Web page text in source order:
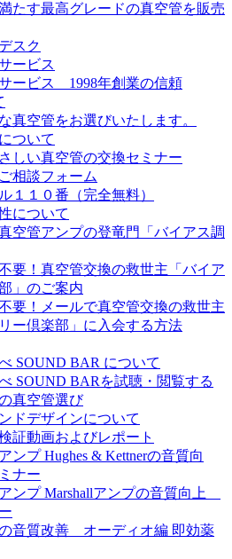
たす最高グレードの真空管を販売
スク
ービス
ービス 1998年創業の信頼
真空管をお選びいたします。
ついて
しい真空管の交換セミナー
相談フォーム
１１０番（完全無料）
について
空管アンプの登竜門「バイアス調
要！真空管交換の救世主「バイア
」のご案内
要！メールで真空管交換の救世主
ー倶楽部」に入会する方法
SOUND BAR について
SOUND BARを試聴・閲覧する
真空管選び
ドデザインについて
証動画およびレポート
ンプ Hughes & Kettnerの音質向
ナー
ンプ Marshallアンプの音質向上
音質改善 オーディオ編 即効薬